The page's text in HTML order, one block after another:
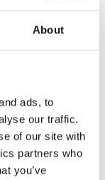
About
ads, to
our traffic.
of our site with
partners who
you’ve
enheter,
av
for å komme i